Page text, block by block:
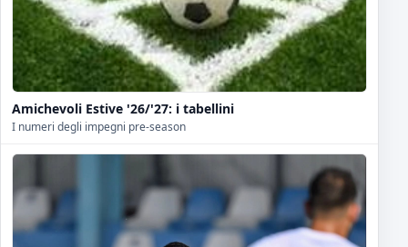
Amichevoli Estive '26/'27: i tabellini
I numeri degli impegni pre-season